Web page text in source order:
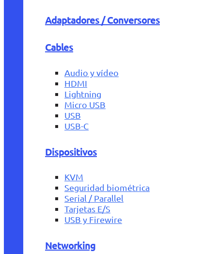
Adaptadores / Conversores
Cables
Audio y vídeo
HDMI
Lightning
Micro USB
USB
USB-C
Dispositivos
KVM
Seguridad biométrica
Serial / Parallel
Tarjetas E/S
USB y Firewire
Networking